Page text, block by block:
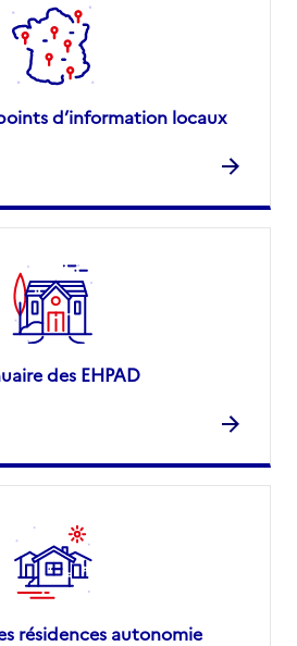
d’information locaux
des EHPAD
résidences autonomie